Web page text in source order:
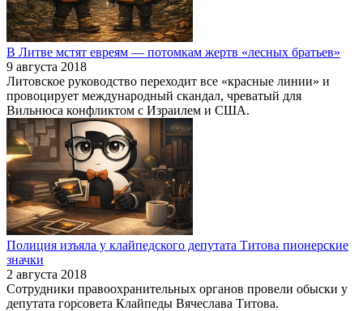
В Литве мстят евреям — потомкам жертв «лесных братьев»
9 августа 2018
Литовское руководство переходит все «красные линии» и
провоцирует международный скандал, чреватый для
Вильнюса конфликтом с Израилем и США.
Полиция изъяла у клайпедского депутата Титова пионерские
значки
2 августа 2018
Сотрудники правоохранительных органов провели обыски у
депутата горсовета Клайпеды Вячеслава Титова.